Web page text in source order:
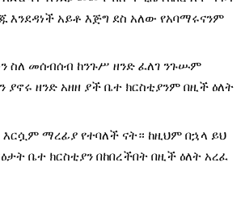
አይቶ እጅግ ደስ አለው የአባማሩናንም
ስለ መሰብሰብ ከንጉሥ ዘንድ ፈለገ ንጉሡም
ዘንድ አዘዘ ያች ቤተ ክርስቲያንም በዚች ዕለት
ማረፊያ የተባለች ናት። ከዚህም በኋላ ይህ
ቤተ ክርስቲያን በከበረችበት በዚች ዕለት አረፈ